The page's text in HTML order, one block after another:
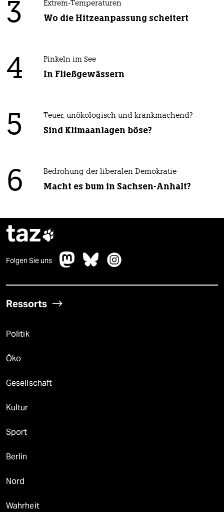
3 Extrem-Temperaturen
Wo die Hitzeanpassung scheitert
4 Pinkeln im See
In Fließgewässern
5 Teuer, unökologisch und krankmachend?
Sind Klimaanlagen böse?
6 Bedrohung der liberalen Demokratie
Macht es bum in Sachsen-Anhalt?
taz
Folgen Sie uns
Ressorts
Politik
Öko
Gesellschaft
Kultur
Sport
Berlin
Nord
Wahrheit